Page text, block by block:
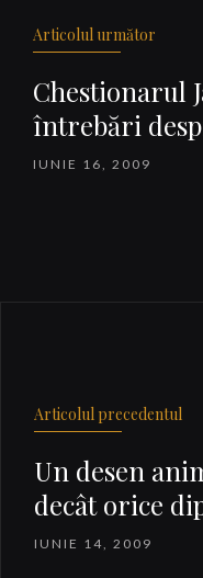
Articolul următor
Chestionarul
întrebări
IUNIE 16, 2009
Articolul precedentul
Un desen
decât orice
IUNIE 14, 2009